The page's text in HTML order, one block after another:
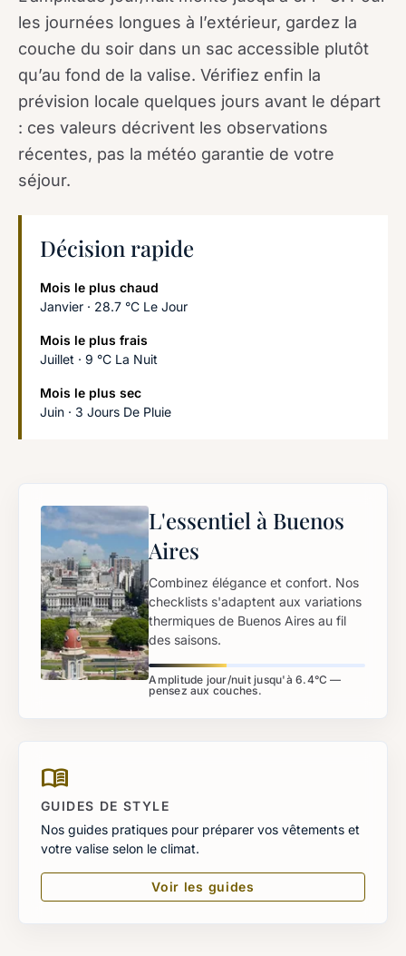
les journées longues à l’extérieur, gardez la
couche du soir dans un sac accessible plutôt
qu’au fond de la valise. Vérifiez enfin la
prévision locale quelques jours avant le départ
: ces valeurs décrivent les observations
récentes, pas la météo garantie de votre
séjour.
Décision rapide
Mois le plus chaud
Janvier · 28.7 °C Le Jour
Mois le plus frais
Juillet · 9 °C La Nuit
Mois le plus sec
Juin · 3 Jours De Pluie
L'essentiel à Buenos
Aires
Combinez élégance et confort. Nos
checklists s'adaptent aux variations
thermiques de Buenos Aires au fil
des saisons.
Amplitude jour/nuit jusqu'à 6.4°C —
pensez aux couches.
menu_book
GUIDES DE STYLE
Nos guides pratiques pour préparer vos vêtements et
votre valise selon le climat.
Voir les guides